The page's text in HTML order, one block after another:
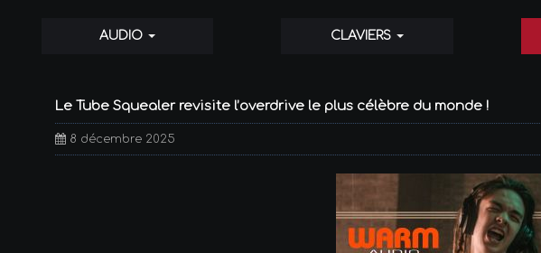
AUDIO CLAVIERS
Le Tube Squealer revisite l’overdrive le plus célèbre du monde !
8 décembre 2025